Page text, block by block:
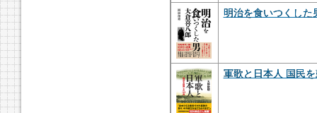
明治を食いつくし
軍歌と日本人 国民